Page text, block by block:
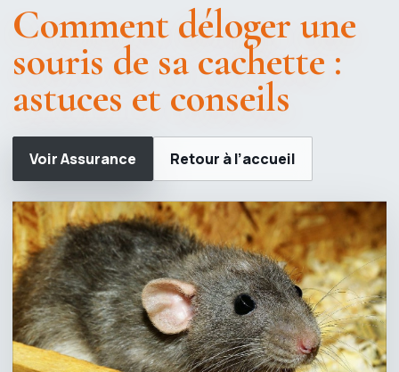
Comment déloger une
souris de sa cachette :
astuces et conseils
Voir Assurance Retour à l’accueil